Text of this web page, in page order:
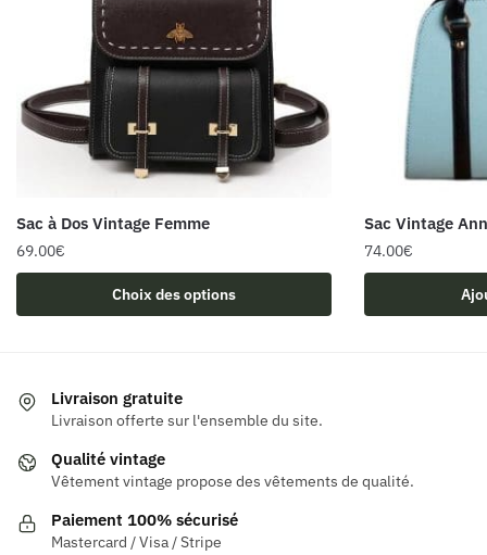
Sac à Dos Vintage Femme
69.00€
Choix des options
produit
variations.
Les
peuvent
choisies
Sac Vintage
74.00€
Livraison gratuite
Livraison offerte sur l'ensemble du site.
Qualité vintage
Vêtement vintage propose des vêtements de qualité.
Paiement 100% sécurisé
Mastercard / Visa / Stripe